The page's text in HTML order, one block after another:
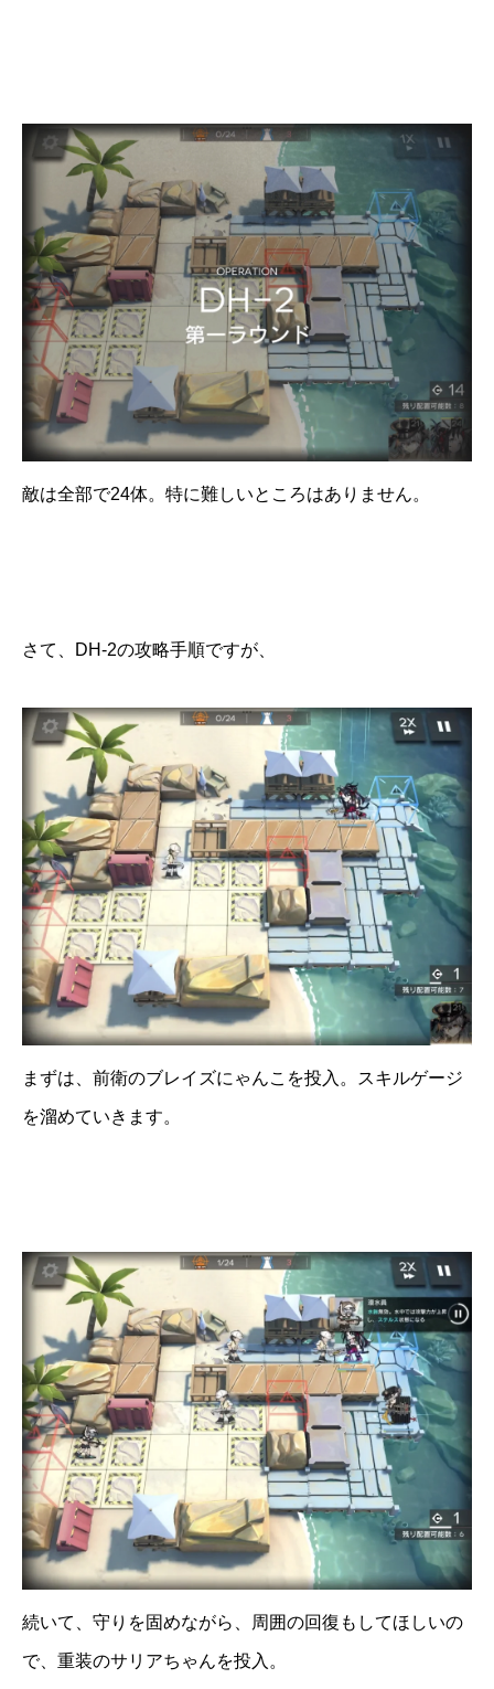
敵は全部で24体。特に難しいところはありません。
さて、DH-2の攻略手順ですが、
まずは、前衛のブレイズにゃんこを投入。スキルゲージ
を溜めていきます。
続いて、守りを固めながら、周囲の回復もしてほしいの
で、重装のサリアちゃんを投入。